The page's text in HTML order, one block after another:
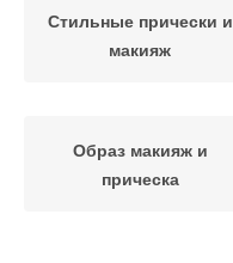
Стильные прически и
макияж
Образ макияж и
прическа